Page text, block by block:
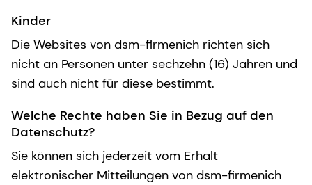
Kinder
Die Websites von dsm-firmenich richten sich
nicht an Personen unter sechzehn (16) Jahren und
sind auch nicht für diese bestimmt.
Welche Rechte haben Sie in Bezug auf den
Datenschutz?
Sie können sich jederzeit vom Erhalt
elektronischer Mitteilungen von dsm-firmenich